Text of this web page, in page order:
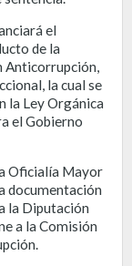
el
de la
Anticorrupción,
la cual se
la Ley Orgánica
el Gobierno
Oficialía Mayor
documentación
la Diputación
a la Comisión